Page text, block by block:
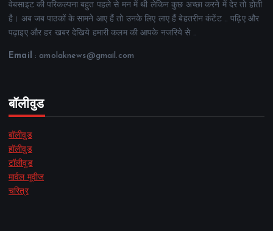
वेबसाइट की परिकल्पना बहुत पहले से मन में थी लेकिन कुछ अच्छा करने में देर तो होती
है। अब जब पाठकों के सामने आए हैं तो उनके लिए लाए हैं बेहतरीन कंटेंट .. पढ़िए और
पढ़ाइए और हर खबर देखिये हमारी कलम की आपके नजरिये से ..
Email : amolaknews@gmail.com
बॉलीवुड
बॉलीवुड
हॉलीवुड
टॉलीवुड
मार्वल मूवीज
चरित्र